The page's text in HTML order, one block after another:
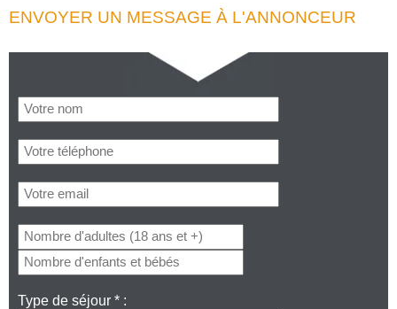
ENVOYER UN MESSAGE À L'ANNONCEUR
Type de séjour * :